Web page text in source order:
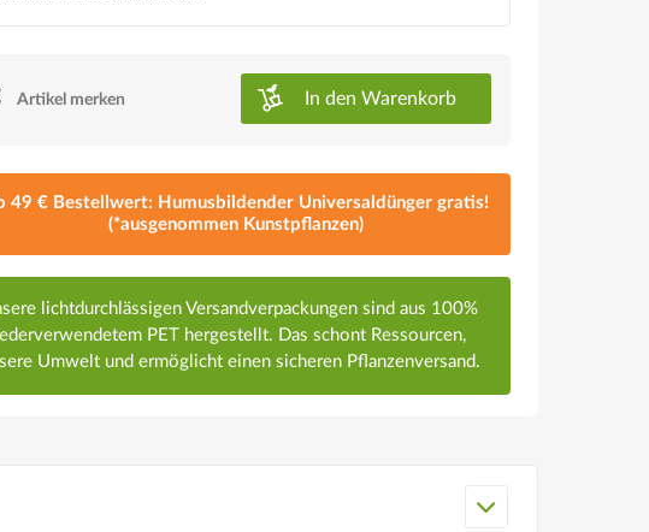
Artikel merken In den Warenkorb
49 € Bestellwert: Humusbildender Universaldünger gratis!
(*ausgenommen Kunstpflanzen)
lichtdurchlässigen Versandverpackungen sind aus 100%
PET hergestellt. Das schont Ressourcen,
Umwelt und ermöglicht einen sicheren Pflanzenversand.